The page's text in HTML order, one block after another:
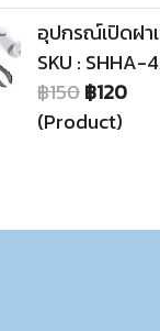
อุปกรณ์เปิดฝา
SKU : SHHA-
฿150฿120
(Product)